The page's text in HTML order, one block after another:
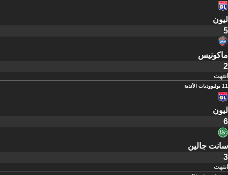
ليون
5
ماكونيس
2
انتهت
11 يوليو وديات الأندية
ليون
6
سانت جالين
3
انتهت